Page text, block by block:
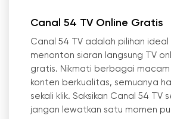
Canal 54 TV Online Gratis
Canal 54 TV adalah pilihan ideal
menonton siaran langsung TV
gratis. Nikmati berbagai
konten berkualitas, semuanya
sekali klik. Saksikan Canal 54 TV
jangan lewatkan satu momen